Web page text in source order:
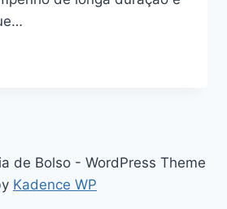
de Bolso - WordPress Theme
Kadence WP